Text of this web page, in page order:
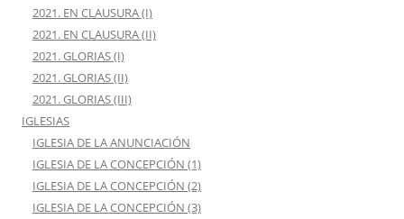
2021. EN CLAUSURA (I)
2021. EN CLAUSURA (II)
2021. GLORIAS (I)
2021. GLORIAS (II)
2021. GLORIAS (III)
IGLESIAS
IGLESIA DE LA ANUNCIACIÓN
IGLESIA DE LA CONCEPCIÓN (1)
IGLESIA DE LA CONCEPCIÓN (2)
IGLESIA DE LA CONCEPCIÓN (3)